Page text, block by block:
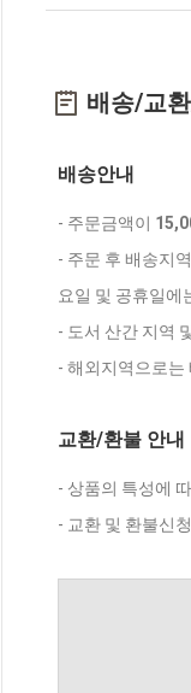
배송/교
배송안내
- 주문금액이
- 주문 후 배송지
요일 및 공휴일에
- 도서 산간 지역
- 해외지역으로는
교환/환불 안내
- 상품의 특성에
- 교환 및 환불신